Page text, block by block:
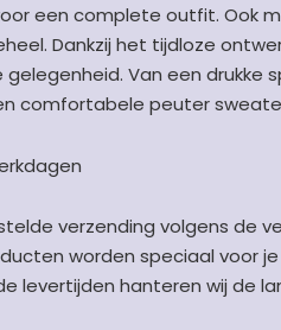
een complete outfit. Ook
Dankzij het tijdloze
gelegenheid. Van een
comfortabele peuter
verzending volgens de
worden speciaal voor
levertijden hanteren wij de